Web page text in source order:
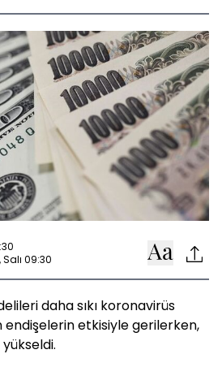
09:30
daha sıkı koronavirüs
endişelerin etkisiyle gerilerken,